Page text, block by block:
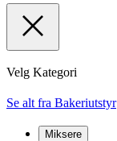
Velg Kategori
Se alt fra Bakeriutstyr
Miksere